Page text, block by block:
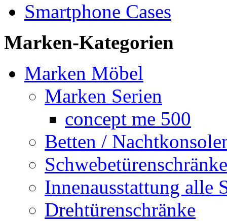
Smartphone Cases
Marken-Kategorien
Marken Möbel
Marken Serien
concept me 500
Betten /
Schwebetürenschränke
Innenausstattung alle
Drehtürenschränke